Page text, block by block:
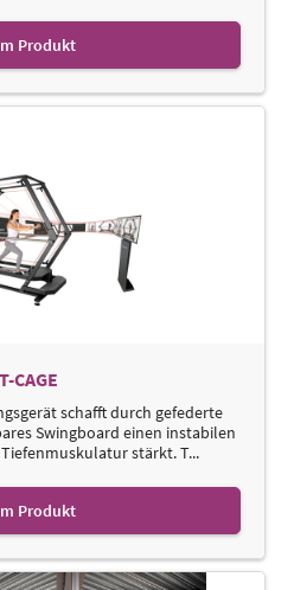
Produkt
T-CAGE
schafft durch gefederte
Swingboard einen instabilen
stärkt. T...
Produkt